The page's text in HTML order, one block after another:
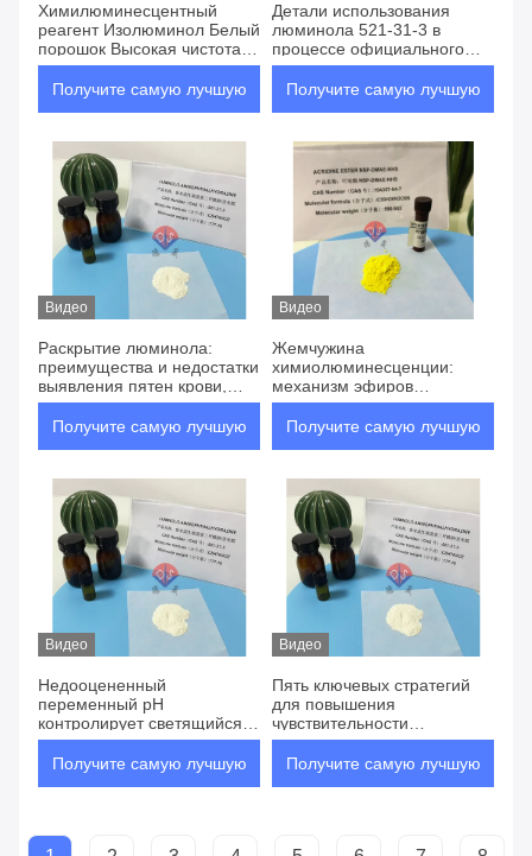
Химилюминесцентный
реагент Изолюминол Белый
порошок Высокая чистота
≥99%
Получите самую лучшую
цену
Детали использования
люминола 521-31-3 в
процессе официального
расследования не могут
быть проигнорированы
Получите самую лучшую
цену
Видео
Раскрытие люминола:
преимущества и недостатки
выявления пятен крови,
которые вам нужно понять
Получите самую лучшую
цену
Видео
Жемчужина
химиолюминесценции:
механизм эфиров
акридиния и анализ их
преимуществ по
Получите самую лучшую
цену
Видео
Недооцененный
переменный рН
контролирует светящийся
жизненный путь люминола
Получите самую лучшую
Видео
Пять ключевых стратегий
для повышения
чувствительности
обнаружения
Получите самую лучшую